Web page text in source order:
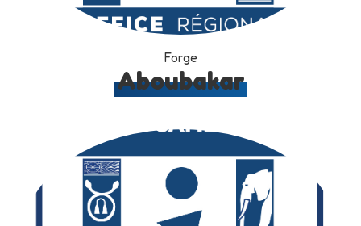
Forge
Aboubakar